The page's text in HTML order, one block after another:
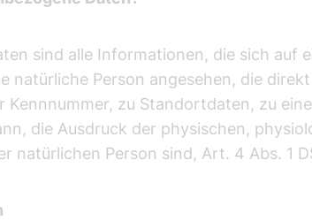
sind alle Informationen, die sich
natürliche Person angesehen, die
Kennnummer, zu Standortdaten, zu
die Ausdruck der physischen,
natürlichen Person sind, Art. 4 Abs. 1